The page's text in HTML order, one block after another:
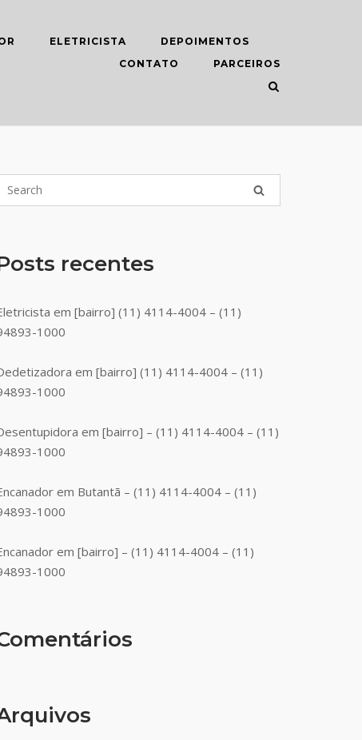
ELETRICISTA
DEPOIMENTOS
CONTATO
PARCEIROS
recentes
em [bairro] (11) 4114-4004 – (11)
1000
em [bairro] (11) 4114-4004 – (11)
1000
em [bairro] – (11) 4114-4004 – (11)
1000
em Butantã – (11) 4114-4004 – (11)
1000
em [bairro] – (11) 4114-4004 – (11)
1000